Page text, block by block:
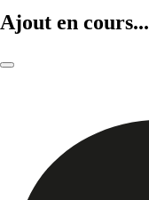
Ajout en cours...